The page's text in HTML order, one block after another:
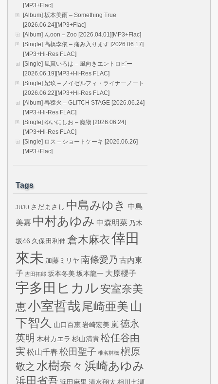
[MP3+Flac]
[Album] 坂本美雨 – Something True
[2026.06.24][MP3+Flac]
[Album] んoon – Zoo [2026.04.01][MP3+Flac]
[Single] 高橋李依 – 痛み入ります [2026.06.17]
[MP3+Hi-Res FLAC]
[Single] 風真いろは – 風向きエントロピー
[2026.06.19][MP3+Hi-Res FLAC]
[Single] 妃玖 – ノイゼルフィ・ライナーノート
[2026.06.22][MP3+Hi-Res FLAC]
[Album] 春猿火 – GLITCH STAGE [2026.06.24]
[MP3+Hi-Res FLAC]
[Single] ゆいにしお – 魔物 [2026.06.24]
[MP3+Hi-Res FLAC]
[Single] ロス – ショートケーキ [2026.06.26]
[MP3+Flac]
Tags
JUJU さだまさし 中島みゆき 中島
美嘉 中村あゆみ 中森明菜 乃木
坂46 久保田利伸 倉木麻衣倖田
來未 加藤ミリヤ 南條愛乃 古内東
子 吉田拓郎 坂本冬美 坂本龍一 大原櫻子
宇多田ヒカル安室奈美
恵小室哲哉 尾崎亜美 山
下智久 山口百恵岩崎宏美 嵐 徳永
英明 木村カエラ 杉山清貴松任谷由
実 松山千春 松田聖子 椎名林檎 槇原
敬之 水樹奈々 浜崎あゆみ
浜田省吾 浜田麻里 清水翔太 相川七瀬